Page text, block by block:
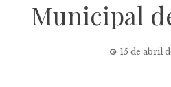
Municipal
15 de abril